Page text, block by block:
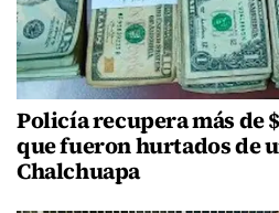
Policía recupera más de
que fueron hurtados de
Chalchuapa